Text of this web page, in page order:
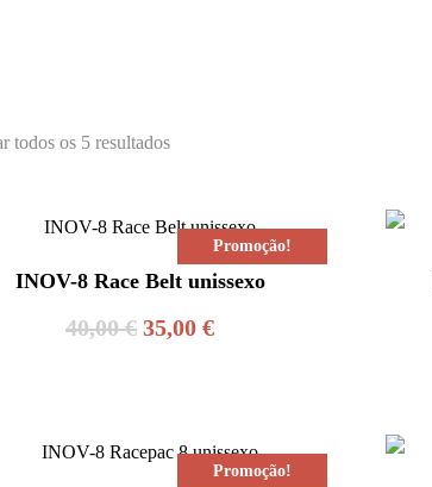
todos os 5 resultados
Promoção!
INOV-8 Race Belt unissexo
40,00€ O
era:
35,00€O
é:
Promoção!